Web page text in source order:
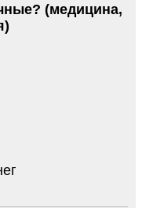
(медицина,